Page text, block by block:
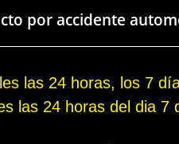
por accidente
las 24 horas, los 7
las 24 horas del dia 7